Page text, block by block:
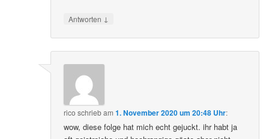
Antworten ↓
rico schriebam1. November 2020 um 20:48 Uhr:
wow, diese folge hat mich echt gejuckt. ihr habt ja